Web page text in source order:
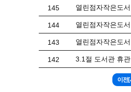
145 열린점자작은도
144 열린점자작은도
143 열린점자작은도
142 3.1절 도서관 휴